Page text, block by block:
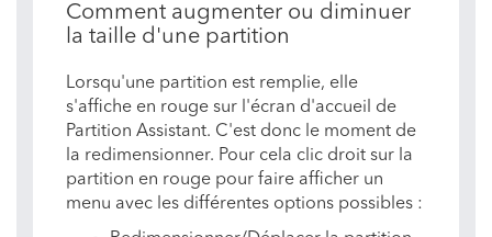
Comment augmenter ou diminuer
la taille d'une partition
Lorsqu'une partition est remplie, elle
s'affiche en rouge sur l'écran d'accueil de
Partition Assistant. C'est donc le moment de
la redimensionner. Pour cela clic droit sur la
partition en rouge pour faire afficher un
menu avec les différentes options possibles :